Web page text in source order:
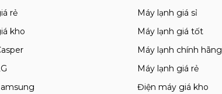
rẻ
kho
Máy lạnh giá sỉ
Máy lạnh giá tốt
Máy lạnh chính hãng
Máy lạnh giá rẻ
Điện máy giá kho